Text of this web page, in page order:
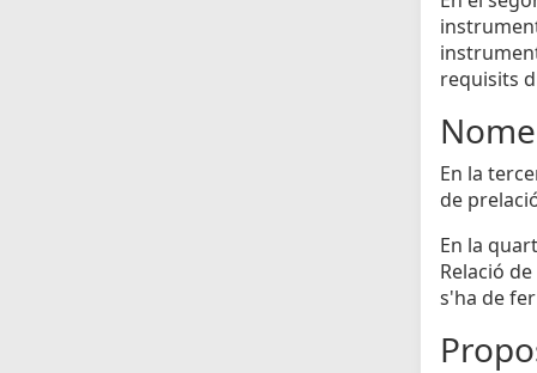
requisits
En la
de
En la
Relació
s'ha de